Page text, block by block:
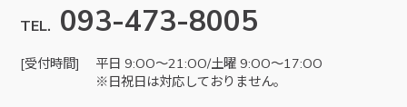
TEL. 093-473-8005
[受付時間]
平日 9:OO～21:OO/土曜 9:OO～17:OO
※日祝日は対応しておりません。